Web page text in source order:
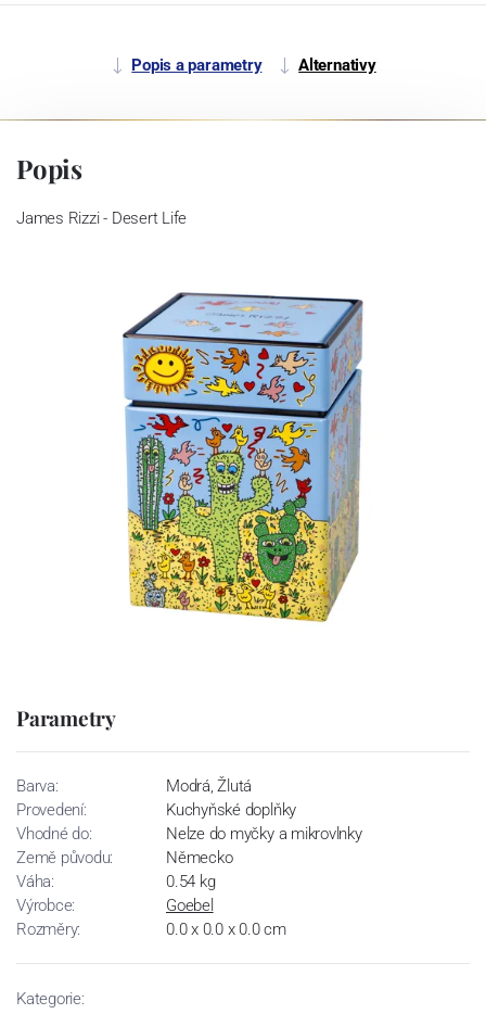
Popis a parametry Alternativy
Popis
James Rizzi - Desert Life
Parametry
Barva:
Modrá, Žlutá
Provedení:
Kuchyňské doplňky
Vhodné do:
Nelze do myčky a mikrovlnky
Země původu:
Německo
Váha:
0.54 kg
Výrobce:
Goebel
Rozměry:
0.0 x 0.0 x 0.0 cm
Kategorie: